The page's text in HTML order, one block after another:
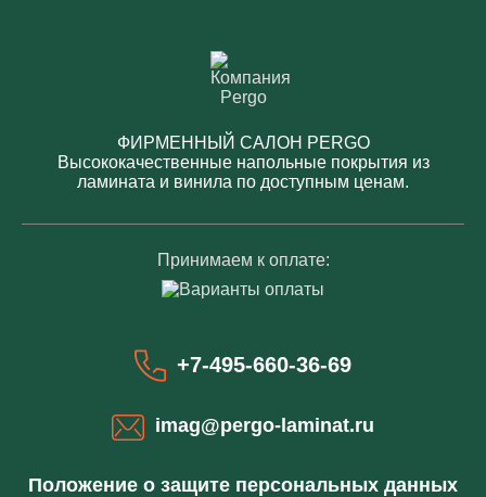
ФИРМЕННЫЙ САЛОН PERGO
Высококачественные напольные покрытия из
ламината и винила по доступным ценам.
Принимаем к оплате:
+7-495-660-36-69
imag@pergo-laminat.ru
Положение о защите персональных данных